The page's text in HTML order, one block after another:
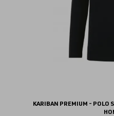
KARIBAN PREMIUM - POLO